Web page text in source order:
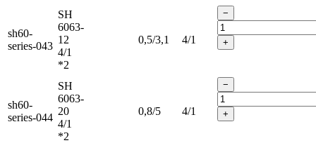
sh60-
series-043
SH
6063-
12
4/1
*2
0,5/3,1 4/1
−
+
sh60-
series-044
SH
6063-
20
4/1
*2
0,8/5 4/1
−
+